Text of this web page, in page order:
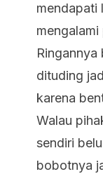
mendapati
mengalami
Ringannya
dituding
karena
Walau
sendiri
bobotnya